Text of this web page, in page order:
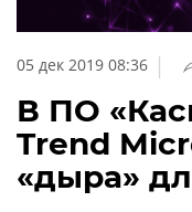
обзоры
кабинет
проекте
05 дек 2019 08:36 |
В ПО
Trend
«дыра»